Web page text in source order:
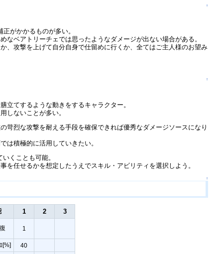
↑
がかかるものが多い。
ベアトリーチェでは思ったようなダメージが出ない場合がある。
、攻撃を上げて自分自身で仕留めに行くか、全てはご主人様のお望み
↑
立てするような動きをするキャラクター。
しないことが多い。
苛烈な攻撃を耐える手段を確保できれば優秀なダメージソースになり
は積極的に活用していきたい。
くことも可能。
任せるかを想定したうえでスキル・アビリティを選択しよう。
↑
1 2 3
1
[%]
40